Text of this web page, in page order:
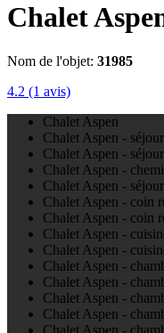
Chalet
Nom de l'objet: 31985
4.2 (1 avis)
Chalet Aspen
Chalet Aspen - séjour
Chalet Aspen - séjour
Chalet Aspen -
Chalet Aspen - séjour
Chalet Aspen - coin
Chalet Aspen - coin
Chalet Aspen -
Chalet Aspen -
Chalet Aspen -
Chalet Aspen -
Chalet Aspen -
Chalet Aspen -
Chalet Aspen -